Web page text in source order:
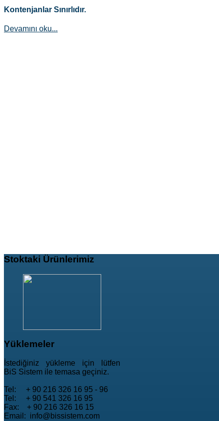
Kontenjanlar Sınırlıdır.
Devamını oku...
Stoktaki Ürünlerimiz
Yüklemeler
İstediğiniz yükleme için lütfen
BiS Sistem ile temasa geçiniz.
Tel: + 90 216 326 16 95 - 96
Tel: + 90 541 326 16 95
Fax: + 90 216 326 16 15
Email: info@bissistem.com